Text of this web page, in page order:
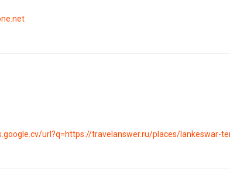
url?q=https://travelanswer.ru/places/lankeswar-